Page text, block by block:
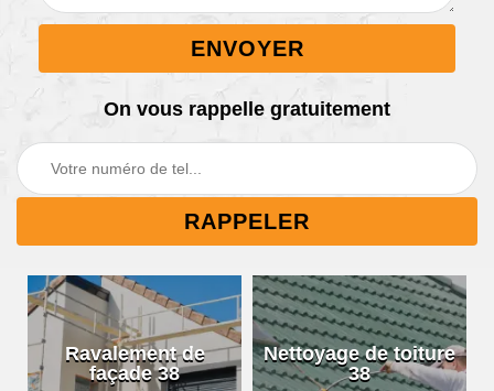
On vous rappelle gratuitement
Ravalement de
façade 38
Nettoyage de toiture
38